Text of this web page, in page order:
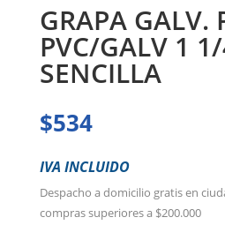
GRAPA GALV.
PVC/GALV 1
SENCILLA
$534
IVA INCLUIDO
Despacho a domicilio gratis en
compras superiores a $200.000